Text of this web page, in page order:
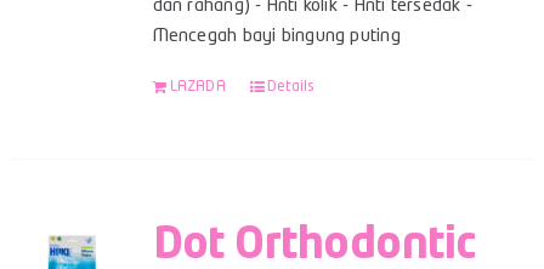
dan rahang) - Anti kolik - Anti tersedak -
Mencegah bayi bingung puting
LAZADA Details
Dot Orthodontic